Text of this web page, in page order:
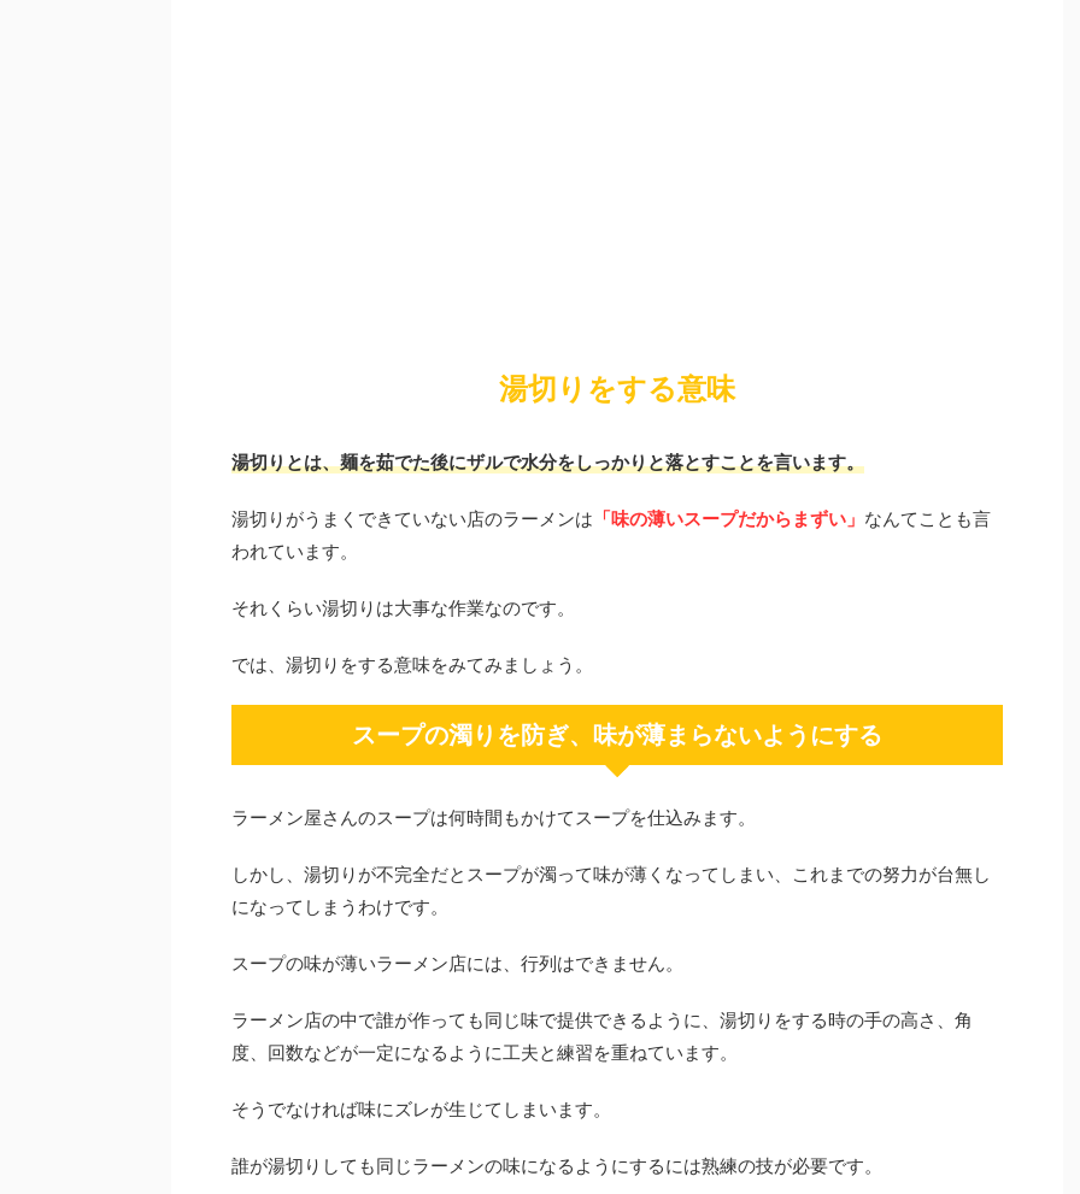
湯切りをする意味
湯切りとは、麺を茹でた後にザルで水分をしっかりと落とすことを言います。
湯切りがうまくできていない店のラーメンは 「味の薄いスープだからまずい」 なんてことも言
われています。
それくらい湯切りは大事な作業なのです。
では、湯切りをする意味をみてみましょう。
スープの濁りを防ぎ、味が薄まらないようにする
ラーメン屋さんのスープは何時間もかけてスープを仕込みます。
しかし、湯切りが不完全だとスープが濁って味が薄くなってしまい、これまでの努力が台無し
になってしまうわけです。
スープの味が薄いラーメン店には、行列はできません。
ラーメン店の中で誰が作っても同じ味で提供できるように、湯切りをする時の手の高さ、角
度、回数などが一定になるように工夫と練習を重ねています。
そうでなければ味にズレが生じてしまいます。
誰が湯切りしても同じラーメンの味になるようにするには熟練の技が必要です。